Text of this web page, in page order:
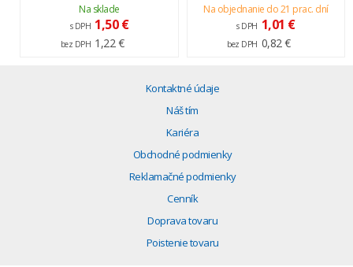
Na sklade
s DPH 1,50 €
bez DPH 1,22 €
Na objednanie do 21 prac. dní
s DPH 1,01 €
bez DPH 0,82 €
Kontaktné údaje
Náš tím
Kariéra
Obchodné podmienky
Reklamačné podmienky
Cenník
Doprava tovaru
Poistenie tovaru